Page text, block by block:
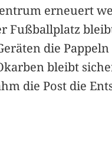
erneuert
Fußballplatz
die
bleibt
die Post die